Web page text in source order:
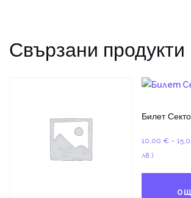
Свързани продукти
Билет
10,00 € –
лв.)